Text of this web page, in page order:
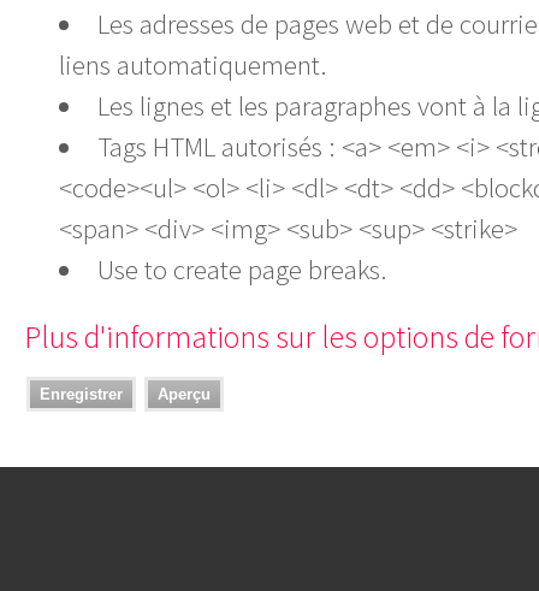
Les adresses de pages web et de
liens automatiquement.
Les lignes et les paragraphes vont à la
Tags HTML autorisés : <a> <em> <i>
<code><ul> <ol> <li> <dl> <dt> <dd>
<span> <div> <img> <sub> <sup> <strike>
Use to create page breaks.
Plus d'informations sur les options de